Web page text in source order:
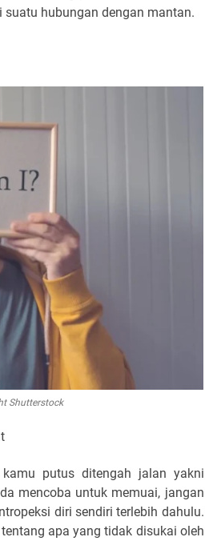
hubungan dengan mantan.
Shutterstock
putus ditengah jalan yakni
mencoba untuk memuai, jangan
diri sendiri terlebih dahulu.
apa yang tidak disukai oleh